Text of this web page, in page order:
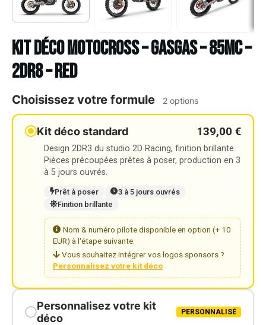
Kit déco Motocross – GASGAS – 85MC –
2DR8 – RED
Choisissez votre formule 2 options
Kit déco standard 139,00 €
Design 2DR3 du studio 2D Racing, finition brillante.
Pièces précoupées prêtes à poser, production en 3
à 5 jours ouvrés.
Prêt à poser
3 à 5 jours ouvrés
Finition brillante
Nom & numéro pilote disponible en option (+ 10
EUR) à l'étape suivante.
Vous souhaitez intégrer vos logos sponsors ?
Personnalisez votre kit déco
Personnalisez votre kit
déco
PERSONNALISÉ